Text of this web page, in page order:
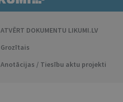
ATVĒRT DOKUMENTU LIKUMI.LV
Grozītais
Anotācijas / Tiesību aktu projekti